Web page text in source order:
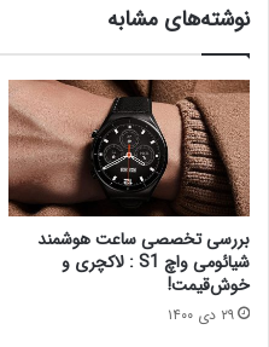
نوشته‌های مشابه
بررسی تخصصی ساعت هوشمند
شیائومی واچ S1 : لاکچری و
خوش‌قیمت!
۲۹ دی ۱۴۰۰